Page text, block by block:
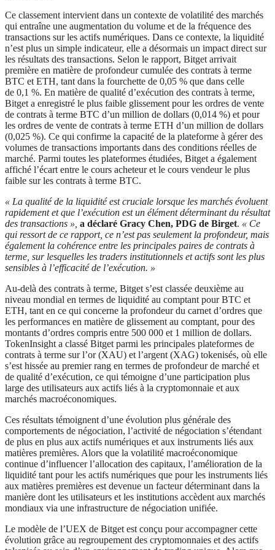
Ce classement intervient dans un contexte de volatilité des marchés
qui entraîne une augmentation du volume et de la fréquence des
transactions sur les actifs numériques. Dans ce contexte, la liquidité
n’est plus un simple indicateur, elle a désormais un impact direct sur
les résultats des transactions. Selon le rapport, Bitget arrivait
première en matière de profondeur cumulée des contrats à terme
BTC et ETH, tant dans la fourchette de 0,05 % que dans celle
de 0,1 %. En matière de qualité d’exécution des contrats à terme,
Bitget a enregistré le plus faible glissement pour les ordres de vente
de contrats à terme BTC d’un million de dollars (0,014 %) et pour
les ordres de vente de contrats à terme ETH d’un million de dollars
(0,025 %). Ce qui confirme la capacité de la plateforme à gérer des
volumes de transactions importants dans des conditions réelles de
marché. Parmi toutes les plateformes étudiées, Bitget a également
affiché l’écart entre le cours acheteur et le cours vendeur le plus
faible sur les contrats à terme BTC.
« La qualité de la liquidité est cruciale lorsque les marchés évoluent
rapidement et que l’exécution est un élément déterminant du résultat
des transactions », a déclaré Gracy Chen, PDG de Birget. « Ce
qui ressort de ce rapport, ce n’est pas seulement la profondeur, mais
également la cohérence entre les principales paires de contrats à
terme, sur lesquelles les traders institutionnels et actifs sont les plus
sensibles à l’efficacité de l’exécution. »
Au-delà des contrats à terme, Bitget s’est classée deuxième au
niveau mondial en termes de liquidité au comptant pour BTC et
ETH, tant en ce qui concerne la profondeur du carnet d’ordres que
les performances en matière de glissement au comptant, pour des
montants d’ordres compris entre 500 000 et 1 million de dollars.
TokenInsight a classé Bitget parmi les principales plateformes de
contrats à terme sur l’or (XAU) et l’argent (XAG) tokenisés, où elle
s’est hissée au premier rang en termes de profondeur de marché et
de qualité d’exécution, ce qui témoigne d’une participation plus
large des utilisateurs aux actifs liés à la cryptomonnaie et aux
marchés macroéconomiques.
Ces résultats témoignent d’une évolution plus générale des
comportements de négociation, l’activité de négociation s’étendant
de plus en plus aux actifs numériques et aux instruments liés aux
matières premières. Alors que la volatilité macroéconomique
continue d’influencer l’allocation des capitaux, l’amélioration de la
liquidité tant pour les actifs numériques que pour les instruments liés
aux matières premières est devenue un facteur déterminant dans la
manière dont les utilisateurs et les institutions accèdent aux marchés
mondiaux via une infrastructure de négociation unifiée.
Le modèle de l’UEX de Bitget est conçu pour accompagner cette
évolution grâce au regroupement des cryptomonnaies et des actifs